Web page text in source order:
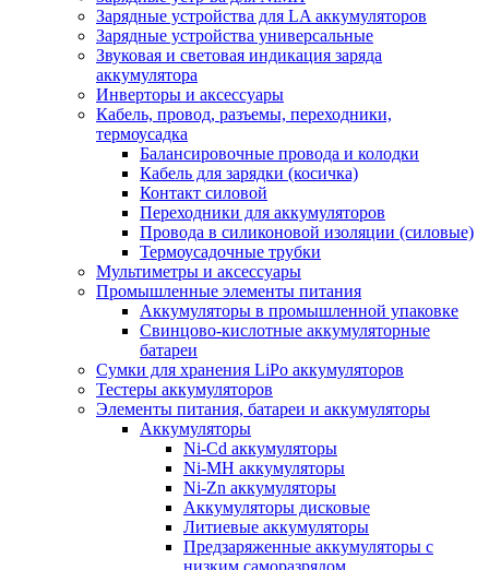
Зарядные устройства для LA аккумуляторов
Зарядные устройства универсальные
Звуковая и световая индикация заряда
аккумулятора
Инверторы и аксессуары
Кабель, провод, разъемы, переходники,
термоусадка
Балансировочные провода и колодки
Кабель для зарядки (косичка)
Контакт силовой
Переходники для аккумуляторов
Провода в силиконовой изоляции (силовые)
Термоусадочные трубки
Мультиметры и аксессуары
Промышленные элементы питания
Аккумуляторы в промышленной упаковке
Свинцово-кислотные аккумуляторные
батареи
Сумки для хранения LiPo аккумуляторов
Тестеры аккумуляторов
Элементы питания, батареи и аккумуляторы
Аккумуляторы
Ni-Cd аккумуляторы
Ni-MH аккумуляторы
Ni-Zn аккумуляторы
Аккумуляторы дисковые
Литиевые аккумуляторы
Предзаряженные аккумуляторы с
низким саморазрядом